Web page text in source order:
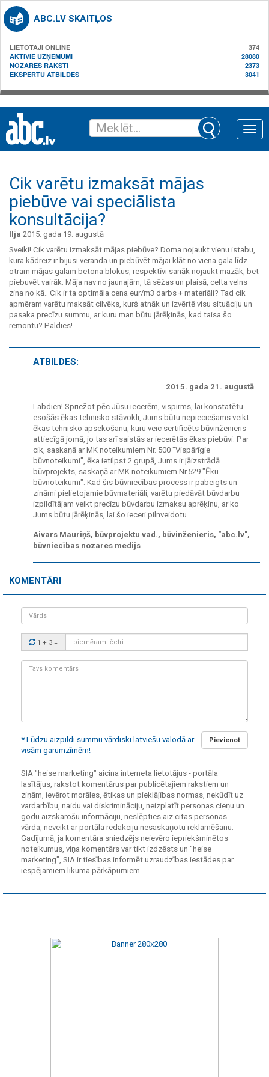
ABC.LV SKAITĻOS
LIETOTĀJI ONLINE
374
AKTĪVIE UZŅĒMUMI
28080
NOZARES RAKSTI
2373
EKSPERTU ATBILDES
3041
Toggle
Cik varētu izmaksāt mājas
piebūve vai speciālista
konsultācija?
Ilja 2015. gada 19. augustā
Sveiki! Cik varētu izmaksāt mājas piebūve? Doma nojaukt vienu istabu,
kura kādreiz ir bijusi veranda un piebūvēt mājai klāt no viena gala līdz
otram mājas galam betona blokus, respektīvi sanāk nojaukt mazāk, bet
piebuvēt vairāk. Māja nav no jaunajām, tā sēžas un plaisā, celta velns
zina no kā.. Cik ir ta optimāla cena eur/m3 darbs + materiāli? Tad cik
apmēram varētu maksāt cilvēks, kurš atnāk un izvērtē visu situāciju un
pasaka precīzu summu, ar kuru man būtu jārēķinās, kad taisa šo
remontu? Paldies!
ATBILDES:
2015. gada 21. augustā
Labdien! Spriežot pēc Jūsu iecerēm, vispirms, lai konstatētu
esošās ēkas tehnisko stāvokli, Jums būtu nepieciešams veikt
ēkas tehnisko apsekošanu, kuru veic sertificēts būvinženieris
attiecīgā jomā, jo tas arī saistās ar iecerētās ēkas piebūvi. Par
cik, saskaņā ar MK noteikumiem Nr. 500 "Vispārīgie
būvnoteikumi", ēka ietilpst 2.grupā, Jums ir jāizstrādā
būvprojekts, saskaņā ar MK noteikumiem Nr.529 "Ēku
būvnoteikumi". Kad šis būvniecības process ir pabeigts un
zināmi pielietojamie būvmateriāli, varētu piedāvāt būvdarbu
izpildītājam veikt precīzu būvdarbu izmaksu aprēķinu, ar ko
Jums būtu jārēķinās, lai šo ieceri pilnveidotu.
Aivars Mauriņš, būvprojektu vad., būvinženieris, "abc.lv",
būvniecības nozares medijs
KOMENTĀRI
Vārds
Drošības
kods:
1 + 3 =
Tavs
Pievienot
* Lūdzu aizpildi summu vārdiski latviešu valodā ar
visām garumzīmēm!
SIA "heise marketing" aicina interneta lietotājus - portāla
lasītājus, rakstot komentārus par publicētajiem rakstiem un
ziņām, ievērot morāles, ētikas un pieklājības normas, nekūdīt uz
vardarbību, naidu vai diskrimināciju, neizplatīt personas cieņu un
godu aizskarošu informāciju, neslēpties aiz citas personas
vārda, neveikt ar portāla redakciju nesaskaņotu reklamēšanu.
Gadījumā, ja komentāra sniedzējs neievēro iepriekšminētos
noteikumus, viņa komentārs var tikt izdzēsts un "heise
marketing", SIA ir tiesības informēt uzraudzības iestādes par
iespējamiem likuma pārkāpumiem.